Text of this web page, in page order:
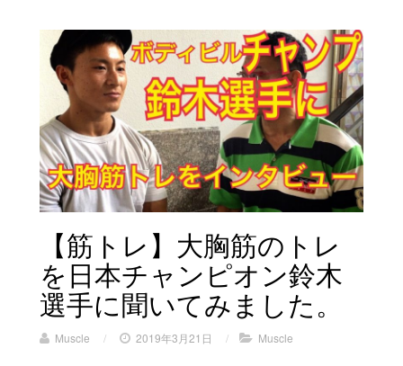
【筋トレ】大胸筋のトレ
を日本チャンピオン鈴木
選手に聞いてみました。
Muscle / 2019年3月21日 / Muscle